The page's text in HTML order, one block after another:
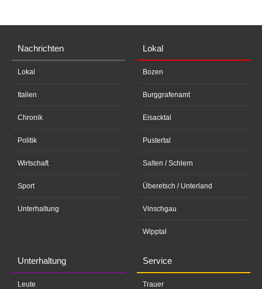
Nachrichten
Lokal
Italien
Chronik
Politik
Wirtschaft
Sport
Unterhaltung
Lokal
Bozen
Burggrafenamt
Eisacktal
Pustertal
Salten / Schlern
Überetsch / Unterland
Vinschgau
Wipptal
Unterhaltung
Leute
Service
Trauer